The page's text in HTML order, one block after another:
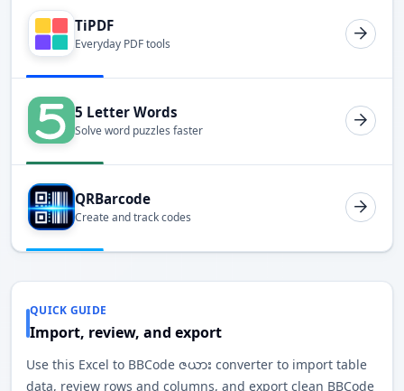
TiPDF
Everyday PDF tools
5 Letter Words
Solve word puzzles faster
QRBarcode
Create and track codes
QUICK GUIDE
Import, review, and export
Use this Excel to BBCode ဇယား converter to import table
data, review rows and columns, and export clean BBCode